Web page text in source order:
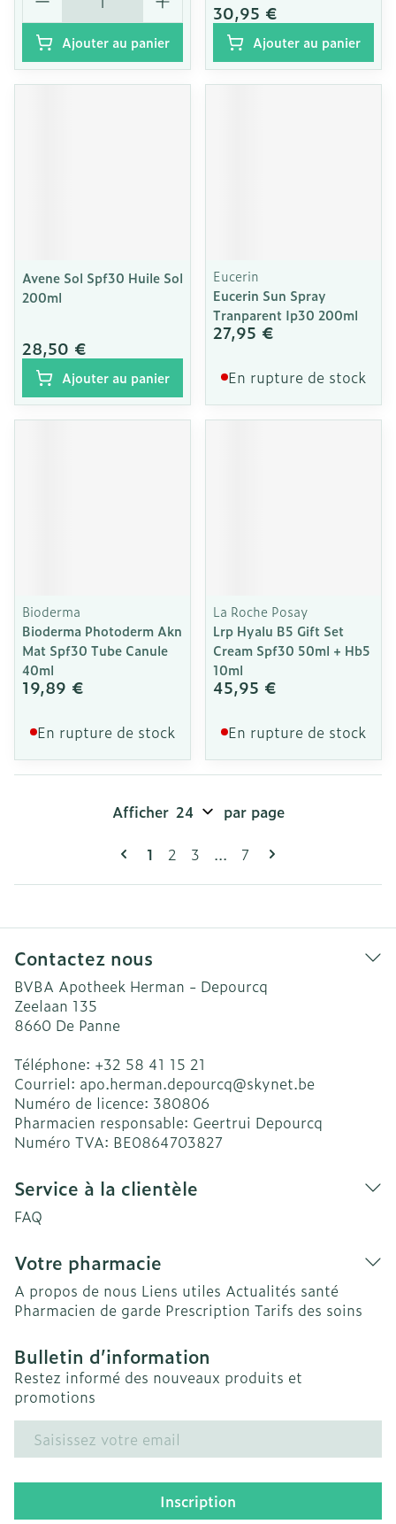
Ajouter au panier
30,95 €
Ajouter au panier
Avene Sol Spf30 Huile Sol
200ml
28,50 €
Ajouter au panier
Eucerin
Eucerin Sun Spray
Tranparent Ip30 200ml
27,95 €
En rupture de stock
Bioderma
Bioderma Photoderm Akn
Mat Spf30 Tube Canule
40ml
19,89 €
En rupture de stock
La Roche Posay
Lrp Hyalu B5 Gift Set
Cream Spf30 50ml + Hb5
10ml
45,95 €
En rupture de stock
Pages
Vous lisez actuellement la page
1 Page
2 Page
3 ... Page
7
Afficher par page
Contactez nous
BVBA Apotheek Herman - Depourcq
Zeelaan 135
8660 De Panne
Téléphone: +32 58 41 15 21
Courriel: apo.herman.depourcq@skynet.be
Numéro de licence: 380806
Pharmacien responsable: Geertrui Depourcq
Numéro TVA: BE0864703827
Service à la clientèle
FAQ
Votre pharmacie
A propos de nous Liens utiles Actualités santé
Pharmacien de garde Prescription Tarifs des soins
Bulletin d’information
Restez informé des nouveaux produits et
promotions
Adresse mail
Inscription